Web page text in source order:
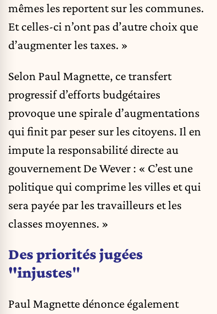
mêmes les reportent sur les communes.
Et celles-ci n’ont pas d’autre choix que
d’augmenter les taxes. »
Selon Paul Magnette, ce transfert
progressif d’efforts budgétaires
provoque une spirale d’augmentations
qui finit par peser sur les citoyens. Il en
impute la responsabilité directe au
gouvernement De Wever : « C’est une
politique qui comprime les villes et qui
sera payée par les travailleurs et les
classes moyennes. »
Des priorités jugées
"injustes"
Paul Magnette dénonce également